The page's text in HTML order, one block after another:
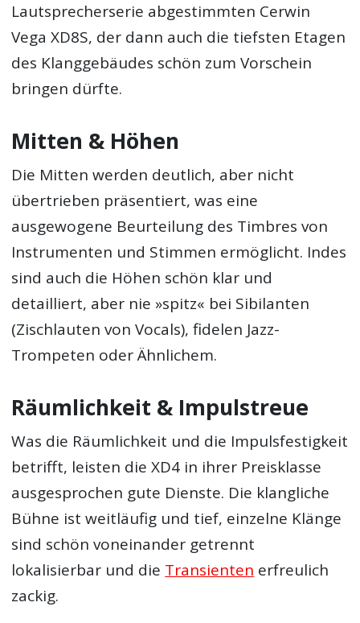
Lautsprecherserie abgestimmten Cerwin
Vega XD8S, der dann auch die tiefsten Etagen
des Klanggebäudes schön zum Vorschein
bringen dürfte.
Mitten & Höhen
Die Mitten werden deutlich, aber nicht
übertrieben präsentiert, was eine
ausgewogene Beurteilung des Timbres von
Instrumenten und Stimmen ermöglicht. Indes
sind auch die Höhen schön klar und
detailliert, aber nie »spitz« bei Sibilanten
(Zischlauten von Vocals), fidelen Jazz-
Trompeten oder Ähnlichem.
Räumlichkeit & Impulstreue
Was die Räumlichkeit und die Impulsfestigkeit
betrifft, leisten die XD4 in ihrer Preisklasse
ausgesprochen gute Dienste. Die klangliche
Bühne ist weitläufig und tief, einzelne Klänge
sind schön voneinander getrennt
lokalisierbar und die Transienten erfreulich
zackig.